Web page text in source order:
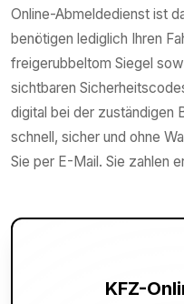
Online-Abmeldedienst ist
benötigen lediglich Ihren
freigerubbeltom Siegel
sichtbaren
digital bei der zuständigen
schnell, sicher und ohne
Sie per E-Mail. Sie zahlen
KFZ-